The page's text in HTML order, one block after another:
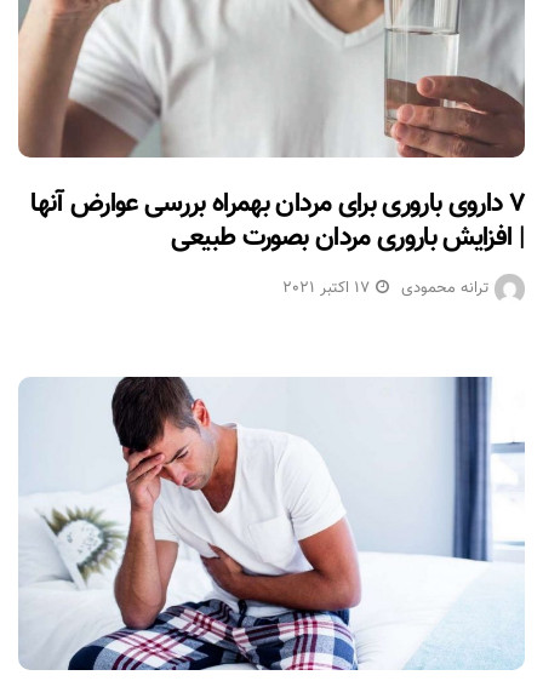
۷ داروی باروری برای مردان بهمراه بررسی عوارض آنها
| افزایش باروری مردان بصورت طبیعی
ترانه محمودی 17 اکتبر 2021